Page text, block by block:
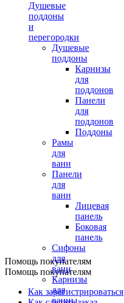
Душевые
поддоны
и
перегородки
Душевые
поддоны
Карнизы
для
поддонов
Панели
для
поддонов
Поддоны
Рамы
для
ванн
Панели
для
ванн
Лицевая
панель
Боковая
панель
Сифоны
для
ванн
Карнизы
для
ванны
Помощь покупателям
Помощь покупателям
Как зарегистрироваться